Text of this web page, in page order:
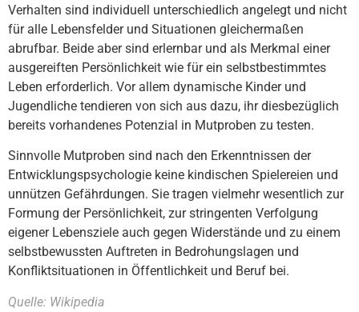
Verhalten sind individuell unterschiedlich angelegt und nicht
für alle Lebensfelder und Situationen gleichermaßen
abrufbar. Beide aber sind erlernbar und als Merkmal einer
ausgereiften Persönlichkeit wie für ein selbstbestimmtes
Leben erforderlich. Vor allem dynamische Kinder und
Jugendliche tendieren von sich aus dazu, ihr diesbezüglich
bereits vorhandenes Potenzial in Mutproben zu testen.
Sinnvolle Mutproben sind nach den Erkenntnissen der
Entwicklungspsychologie keine kindischen Spielereien und
unnützen Gefährdungen. Sie tragen vielmehr wesentlich zur
Formung der Persönlichkeit, zur stringenten Verfolgung
eigener Lebensziele auch gegen Widerstände und zu einem
selbstbewussten Auftreten in Bedrohungslagen und
Konfliktsituationen in Öffentlichkeit und Beruf bei.
Quelle: Wikipedia